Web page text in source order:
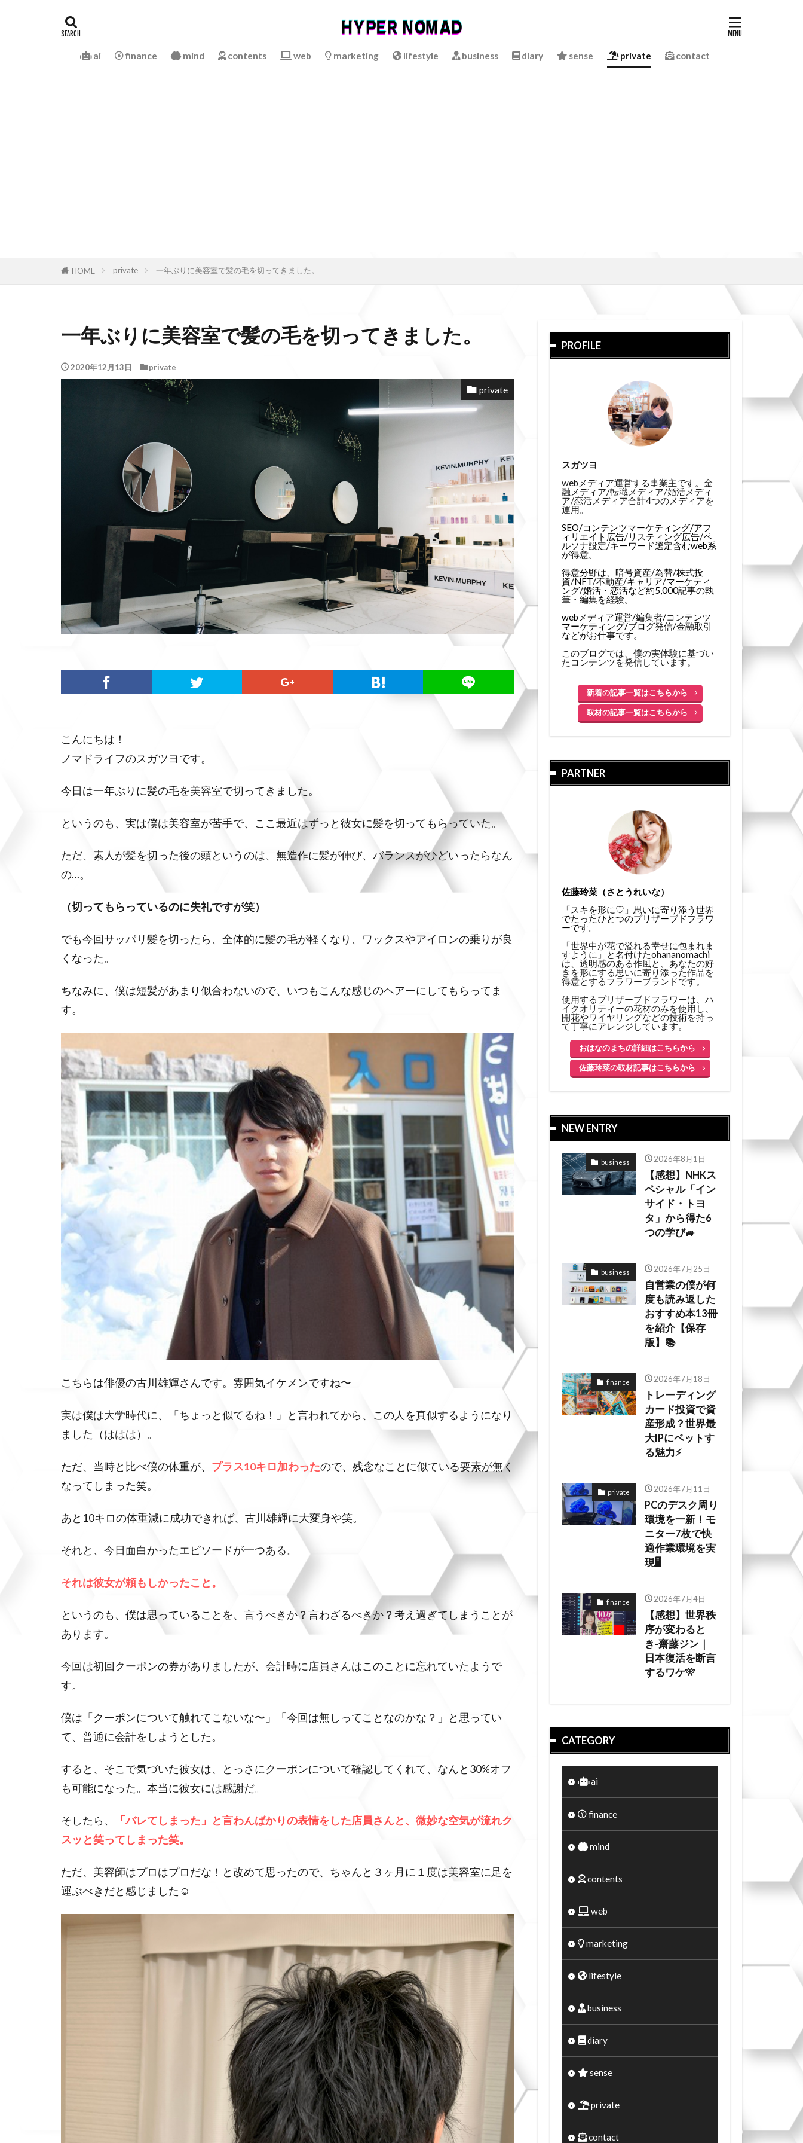
ai finance mind contents web marketing lifestyle business diary sense private contact
HOME private 一年ぶりに美容室で髪の毛を切ってきました。
一年ぶりに美容室で髪の毛を切ってきました。
2020年12月13日 private
private
こんにちは！
ノマドライフのスガツヨです。
今日は一年ぶりに髪の毛を美容室で切ってきました。
というのも、実は僕は美容室が苦手で、ここ最近はずっと彼女に髪を切ってもらっていた。
ただ、素人が髪を切った後の頭というのは、無造作に髪が伸び、バランスがひどいったらなん
の…。
（切ってもらっているのに失礼ですが笑）
でも今回サッパリ髪を切ったら、全体的に髪の毛が軽くなり、ワックスやアイロンの乗りが良
くなった。
ちなみに、僕は短髪があまり似合わないので、いつもこんな感じのヘアーにしてもらってま
す。
こちらは俳優の古川雄輝さんです。雰囲気イケメンですね〜
実は僕は大学時代に、「ちょっと似てるね！」と言われてから、この人を真似するようになり
ました（ははは）。
ただ、当時と比べ僕の体重が、 プラス10キロ加わったので、残念なことに似ている要素が無く
なってしまった笑。
あと10キロの体重減に成功できれば、古川雄輝に大変身や笑。
それと、今日面白かったエピソードが一つある。
それは彼女が頼もしかったこと。
というのも、僕は思っていることを、言うべきか？言わざるべきか？考え過ぎてしまうことが
あります。
今回は初回クーポンの券がありましたが、会計時に店員さんはこのことに忘れていたようで
す。
僕は「クーポンについて触れてこないな〜」「今回は無しってことなのかな？」と思ってい
て、普通に会計をしようとした。
すると、そこで気づいた彼女は、とっさにクーポンについて確認してくれて、なんと30%オフ
も可能になった。本当に彼女には感謝だ。
そしたら、
「バレてしまった」と言わんばかりの表情をした店員さんと、微妙な空気が流れク
スッと笑ってしまった笑。
ただ、美容師はプロはプロだな！と改めて思ったので、ちゃんと３ヶ月に１度は美容室に足を
運ぶべきだと感じました☺️
PROFILE
スガツヨ
webメディア運営する事業主です。金
融メディア/転職メディア/婚活メディ
ア/恋活メディア合計4つのメディアを
運用。
SEO/コンテンツマーケティング/アフ
ィリエイト広告/リスティング広告/ペ
ルソナ設定/キーワード選定含むweb系
が得意。
得意分野は、暗号資産/為替/株式投
資/NFT/不動産/キャリア/マーケティ
ング/婚活・恋活など約5,000記事の執
筆・編集を経験。
webメディア運営/編集者/コンテンツ
マーケティング/ブログ発信/金融取引
などがお仕事です。
このブログでは、僕の実体験に基づい
たコンテンツを発信しています。
新着の記事一覧はこちらから
取材の記事一覧はこちらから
PARTNER
佐藤玲菜（さとうれいな）
「スキを形に♡」思いに寄り添う世界
でたったひとつのプリザーブドフラワ
ーです。
「世界中が花で溢れる幸せに包まれま
すように」と名付けたohananomachi
は、透明感のある作風と、あなたの好
きを形にする思いに寄り添った作品を
得意とするフラワーブランドです。
使用するプリザーブドフラワーは、ハ
イクオリティーの花材のみを使用し、
開花やワイヤリングなどの技術を持っ
て丁寧にアレンジしています。
おはなのまちの詳細はこちらから
佐藤玲菜の取材記事はこちらから
NEW ENTRY
business 2026年8月1日
【感想】NHKス
ペシャル「イン
サイド・トヨ
タ」から得た6
つの学び🚙
business 2026年7月25日
自営業の僕が何
度も読み返した
おすすめ本13冊
を紹介【保存
版】📚
finance 2026年7月18日
トレーディング
カード投資で資
産形成？世界最
大IPにベットす
る魅力⚡
private 2026年7月11日
PCのデスク周り
環境を一新！モ
ニター7枚で快
適作業環境を実
現🖥️
finance 2026年7月4日
【感想】世界秩
序が変わると
き-齋藤ジン｜
日本復活を断言
するワケ🎌
CATEGORY
ai
finance
mind
contents
web
marketing
lifestyle
business
diary
sense
private
contact